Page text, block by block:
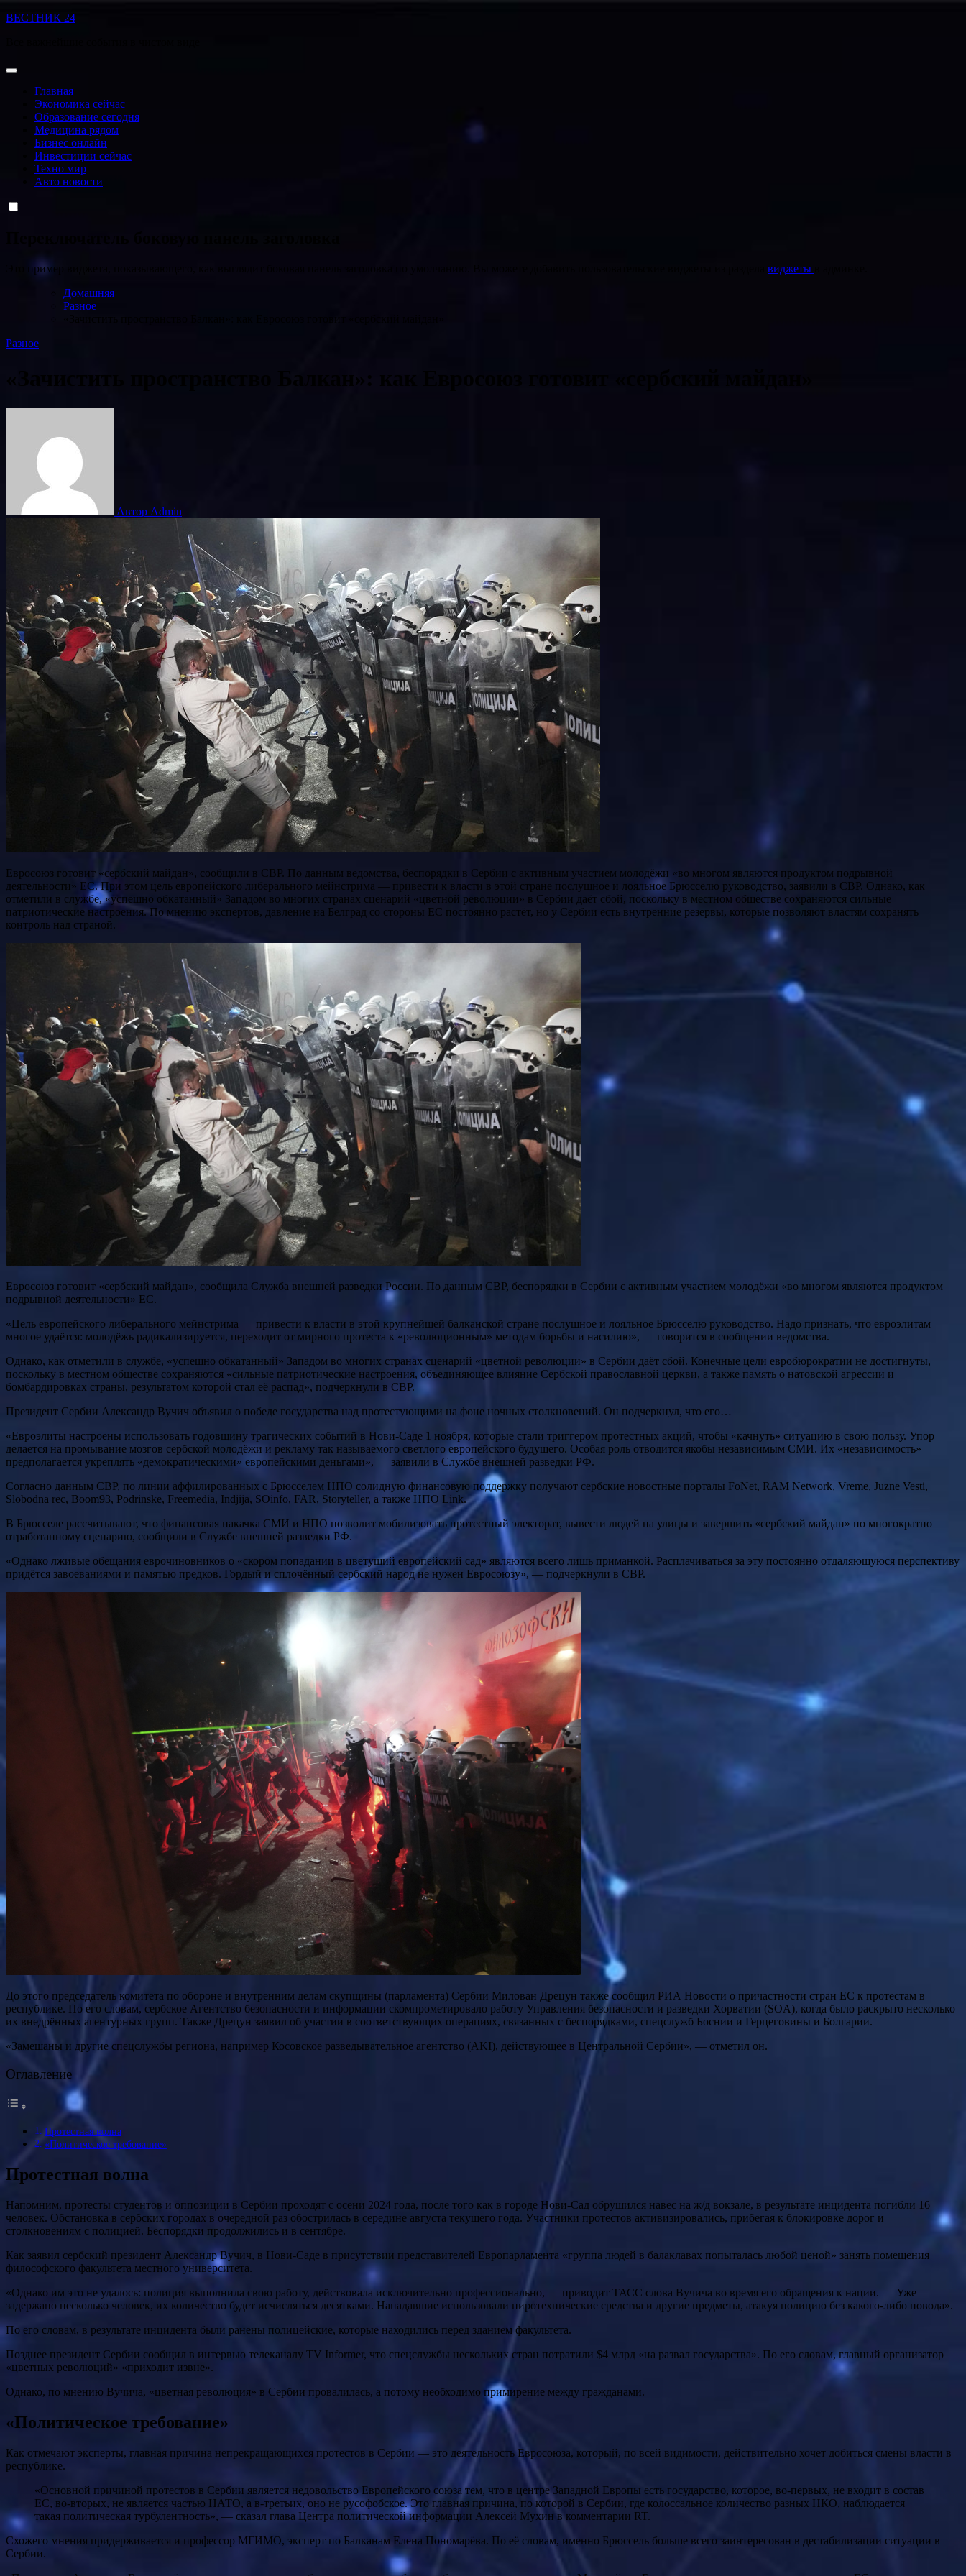
Перейти
ВЕСТНИК 24
Главная
Экономика сейчас
Образование сегодня
Медицина рядом
Бизнес онлайн
Инвестиции сейчас
Техно мир
Авто новости
Это пример виджета, показывающего, как выглядит боковая панель заголовка по умолчанию. Вы можете добавить пользовательские виджеты из раздела виджеты
Домашняя
Разное
Разное
Автор Admin
Евросоюз готовит «сербский майдан», сообщили в СВР. По данным ведомства, беспорядки в Сербии с активным участием молодёжи «во многом являются продуктом подрывной
деятельности» ЕС. При этом цель европейского либерального мейнстрима — привести к власти в этой стране послушное и лояльное Брюсселю руководство, заявили в СВР. Однако, как
отметили в службе, «успешно обкатанный» Западом во многих странах сценарий «цветной революции» в Сербии даёт сбой, поскольку в местном обществе сохраняются сильные
патриотические настроения. По мнению экспертов, давление на Белград со стороны ЕС постоянно растёт, но у Сербии есть внутренние резервы, которые позволяют властям сохранять
контроль над страной.
Евросоюз готовит «сербский майдан», сообщила Служба внешней разведки России. По данным СВР, беспорядки в Сербии с активным участием молодёжи «во многом являются продуктом
подрывной деятельности» ЕС.
«Цель европейского либерального мейнстрима — привести к власти в этой крупнейшей балканской стране послушное и лояльное Брюсселю руководство. Надо признать, что евроэлитам
многое удаётся: молодёжь радикализируется, переходит от мирного протеста к «революционным» методам борьбы и насилию», — говорится в сообщении ведомства.
Однако, как отметили в службе, «успешно обкатанный» Западом во многих странах сценарий «цветной революции» в Сербии даёт сбой. Конечные цели евробюрократии не достигнуты,
поскольку в местном обществе сохраняются «сильные патриотические настроения, объединяющее влияние Сербской православной церкви, а также память о натовской агрессии и
бомбардировках страны, результатом которой стал её распад», подчеркнули в СВР.
Президент Сербии Александр Вучич объявил о победе государства над протестующими на фоне ночных столкновений. Он подчеркнул, что его…
«Евроэлиты настроены использовать годовщину трагических событий в Нови-Саде 1 ноября, которые стали триггером протестных акций, чтобы «качнуть» ситуацию в свою пользу. Упор
делается на промывание мозгов сербской молодёжи и рекламу так называемого светлого европейского будущего. Особая роль отводится якобы независимым СМИ. Их «независимость»
предполагается укреплять «демократическими» европейскими деньгами», — заявили в Службе внешней разведки РФ.
Согласно данным СВР, по линии аффилированных с Брюсселем НПО солидную финансовую поддержку получают сербские новостные порталы FoNet, RAM Network, Vreme, Juzne Vesti,
Slobodna rec, Boom93, Podrinske, Freemedia, Indjija, SOinfo, FAR, Storyteller, а также НПО Link.
В Брюсселе рассчитывают, что финансовая накачка СМИ и НПО позволит мобилизовать протестный электорат, вывести людей на улицы и завершить «сербский майдан» по многократно
отработанному сценарию, сообщили в Службе внешней разведки РФ.
«Однако лживые обещания еврочиновников о «скором попадании в цветущий европейский сад» являются всего лишь приманкой. Расплачиваться за эту постоянно отдаляющуюся перспективу
придётся завоеваниями и памятью предков. Гордый и сплочённый сербский народ не нужен Евросоюзу», — подчеркнули в СВР.
До этого председатель комитета по обороне и внутренним делам скупщины (парламента) Сербии Милован Дрецун также сообщил РИА Новости о причастности стран ЕС к протестам в
республике. По его словам, сербское Агентство безопасности и информации скомпрометировало работу Управления безопасности и разведки Хорватии (SOA), когда было раскрыто несколько
их внедрённых агентурных групп. Также Дрецун заявил об участии в соответствующих операциях, связанных с беспорядками, спецслужб Боснии и Герцеговины и Болгарии.
«Замешаны и другие спецслужбы региона, например Косовское разведывательное агентство (AKI), действующее в Центральной Сербии», — отметил он.
Оглавление
Протестная волна
«Политическое требование»
Протестная волна
Напомним, протесты студентов и оппозиции в Сербии проходят с осени 2024 года, после того как в городе Нови-Сад обрушился навес на ж/д вокзале, в результате инцидента погибли 16
человек. Обстановка в сербских городах в очередной раз обострилась в середине августа текущего года. Участники протестов активизировались, прибегая к блокировке дорог и
столкновениям с полицией. Беспорядки продолжились и в сентябре.
Как заявил сербский президент Александр Вучич, в Нови-Саде в присутствии представителей Европарламента «группа людей в балаклавах попыталась любой ценой» занять помещения
философского факультета местного университета.
«Однако им это не удалось: полиция выполнила свою работу, действовала исключительно профессионально, — приводит ТАСС слова Вучича во время его обращения к нации. — Уже
задержано несколько человек, их количество будет исчисляться десятками. Нападавшие использовали пиротехнические средства и другие предметы, атакуя полицию без какого-либо повода».
По его словам, в результате инцидента были ранены полицейские, которые находились перед зданием факультета.
Позднее президент Сербии сообщил в интервью телеканалу TV Informer, что спецслужбы нескольких стран потратили $4 млрд «на развал государства». По его словам, главный организатор
«цветных революций» «приходит извне».
Однако, по мнению Вучича, «цветная революция» в Сербии провалилась, а потому необходимо примирение между гражданами.
«Политическое требование»
Как отмечают эксперты, главная причина непрекращающихся протестов в Сербии — это деятельность Евросоюза, который, по всей видимости, действительно хочет добиться смены власти в
республике.
«Основной причиной протестов в Сербии является недовольство Европейского союза тем, что в центре Западной Европы есть государство, которое, во-первых, не входит в состав
ЕС, во-вторых, не является частью НАТО, а в-третьих, оно не русофобское. Это главная причина, по которой в Сербии, где колоссальное количество разных НКО, наблюдается
такая политическая турбулентность», — сказал глава Центра политической информации Алексей Мухин в комментарии RT.
Схожего мнения придерживается и профессор МГИМО, эксперт по Балканам Елена Пономарёва. По её словам, именно Брюссель больше всего заинтересован в дестабилизации ситуации в
Сербии.